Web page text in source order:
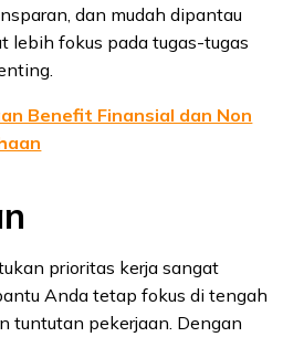
dan mudah dipantau
lebih fokus pada tugas-tugas
Benefit Finansial dan Non
prioritas kerja sangat
Anda tetap fokus di tengah
tuntutan pekerjaan. Dengan